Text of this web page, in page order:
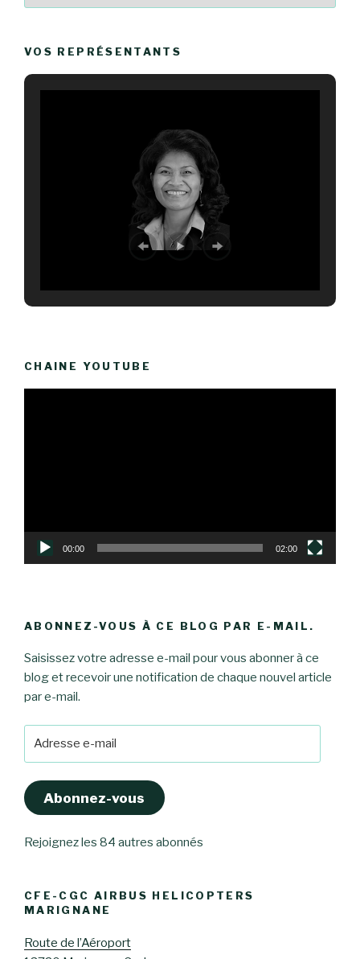
VOS REPRÉSENTANTS
CHAINE YOUTUBE
00:00 02:00
ABONNEZ-VOUS À CE BLOG PAR E-MAIL.
Saisissez votre adresse e-mail pour vous abonner à ce
blog et recevoir une notification de chaque nouvel article
par e-mail.
Abonnez-vous
Rejoignez les 84 autres abonnés
CFE-CGC AIRBUS HELICOPTERS
MARIGNANE
Route de l’Aéroport